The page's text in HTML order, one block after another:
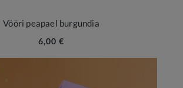
Vööri peapael burgundia
6,00 €